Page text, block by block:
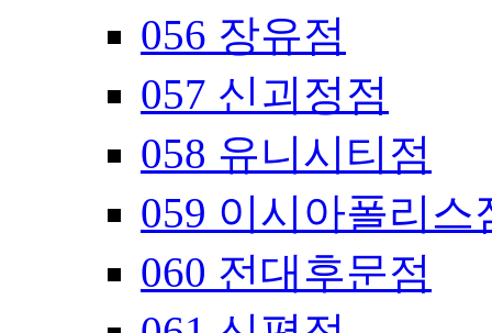
056 장유점
057 신괴정점
058 유니시티점
059 이시아폴리스
060 전대후문점